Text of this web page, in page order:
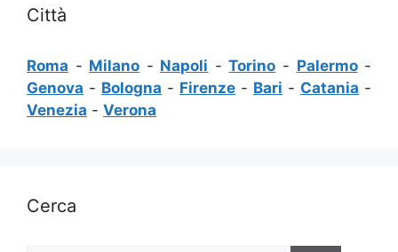
Città
Roma - Milano - Napoli -Torino - Palermo-
Genova - Bologna - Firenze - Bari - Catania -
Venezia - Verona
Cerca